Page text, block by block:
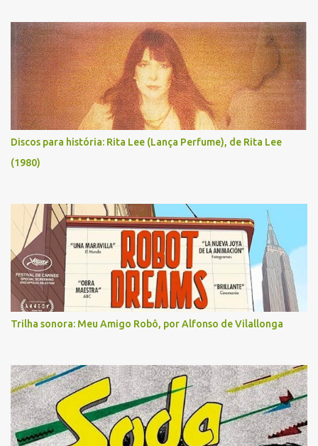
Discos para história: Rita Lee (Lança Perfume), de Rita Lee
(1980)
Trilha sonora: Meu Amigo Robô, por Alfonso de Vilallonga